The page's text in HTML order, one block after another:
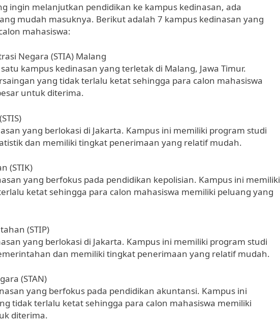
ingin melanjutkan pendidikan ke kampus kedinasan, ada
mudah masuknya. Berikut adalah 7 kampus kedinasan yang
mahasiswa:
Negara (STIA) Malang
kampus kedinasan yang terletak di Malang, Jawa Timur.
yang tidak terlalu ketat sehingga para calon mahasiswa
untuk diterima.
yang berlokasi di Jakarta. Kampus ini memiliki program studi
dan memiliki tingkat penerimaan yang relatif mudah.
(STIK)
yang berfokus pada pendidikan kepolisian. Kampus ini memiliki
ketat sehingga para calon mahasiswa memiliki peluang yang
(STIP)
yang berlokasi di Jakarta. Kampus ini memiliki program studi
dan memiliki tingkat penerimaan yang relatif mudah.
(STAN)
yang berfokus pada pendidikan akuntansi. Kampus ini
tidak terlalu ketat sehingga para calon mahasiswa memiliki
diterima.